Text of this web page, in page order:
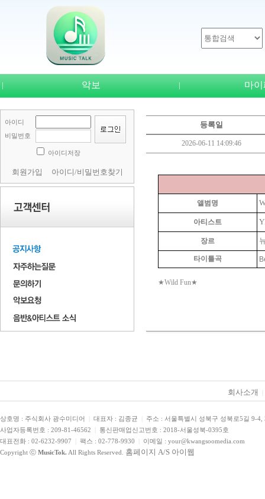
| 악보 | 마
아이디
비밀번호
아이디저장
회원가입 아이디/비밀번호찾기
등록일
2026-06-11 14:09:46
앨범명
아티스트
장르
타이틀곡
★Wild Fun★
회사소개
상호명 : 주식회사 광수미디어 대표자 : 김종균
주소 : 서울특별시 성북구 성북로5길 9-4,
사업자등록번호 : 209-81-46562
통신판매업신고번호 : 2018-서울성북-0395호
대표전화 : 02-6232-9907
팩스 : 02-778-9930
이메일 : your@kwangsoomedia.com
Copyright ⓒ MusicTok. All Rights Reserved. 홈페이지 A/S 아이웹